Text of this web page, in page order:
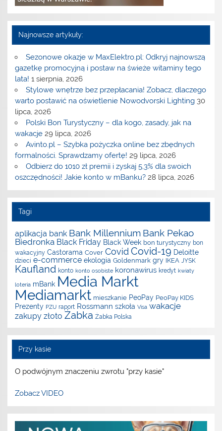
Najnowsze artykuły:
Sezonowe okazje w MaxElektro.pl: Odkryj najnowszą
gazetkę promocyjną i postaw na świeże witaminy tego
lata! 1 sierpnia, 2026
Stylowe wnętrze bez przepłacania! Zobacz, dlaczego
warto postawić na oświetlenie Nowodvorski Lighting 30
lipca, 2026
Polski Bon Turystyczny – dla kogo, zasady, jak na
wakacje 29 lipca, 2026
Avinto.pl – Szybka pożyczka online bez zbędnych
formalności. Sprawdzamy ofertę! 29 lipca, 2026
Odbierz do 1010 zł premii i zyskaj 5,3% dla swoich
oszczędności! Jakie konto w mBanku? 28 lipca, 2026
Tagi
aplikacja bank Bank Millennium Bank Pekao
Biedronka Black Friday Black Week bon turystyczny bon
wakacyjny Castorama Cover Covid Covid-19 Deloitte
dzieci e-commerce ekologia Goldenmark gry IKEA JYSK
Kaufland konto konto osobiste koronawirus kredyt kwiaty
loteria mBank Media Markt
Mediamarkt mieszkanie PeoPay PeoPay KIDS
Prezenty PZU raport Rossmann szkoła Visa wakacje
zakupy złoto Żabka Żabka Polska
Przy kasie
O podwójnym znaczeniu zwrotu "przy kasie"
Zobacz VIDEO